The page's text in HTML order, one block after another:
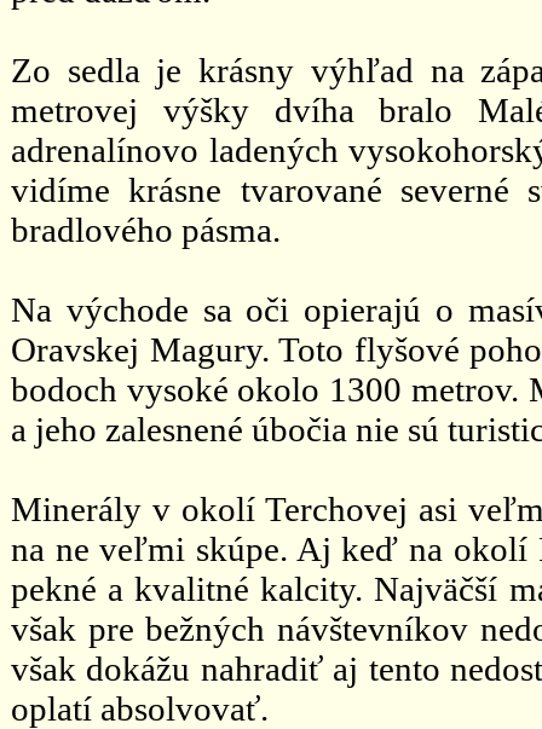
Zo sedla je krásny výhľad na
metrovej výšky dvíha bralo
adrenalínovo ladených
vidíme krásne tvarované
bradlového pásma.
Na východe sa oči opierajú o
Oravskej Magury. Toto flyšové
bodoch vysoké okolo 1300 metrov.
a jeho zalesnené úbočia nie sú
Minerály v okolí Terchovej asi
na ne veľmi skúpe. Aj keď na okolí
pekné a kvalitné kalcity. Najväčší
však pre bežných návštevníkov
však dokážu nahradiť aj tento
oplatí absolvovať.